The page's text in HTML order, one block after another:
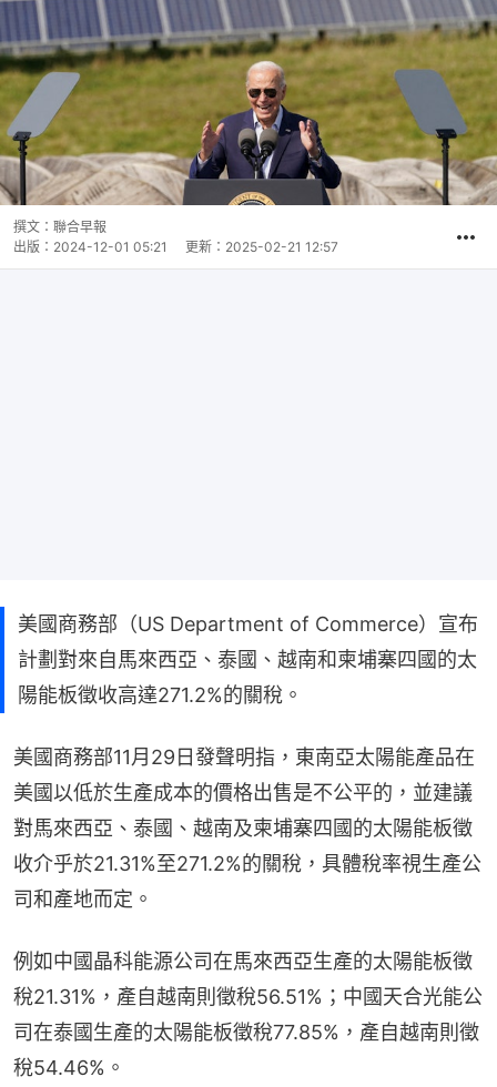
撰文： 聯合早報
出版： 2024-12-01 05:21 更新： 2025-02-21 12:57
美國商務部（US Department of Commerce）宣布
計劃對來自馬來西亞、泰國、越南和柬埔寨四國的太
陽能板徵收高達271.2%的關稅。
美國商務部11月29日發聲明指，東南亞太陽能產品在
美國以低於生產成本的價格出售是不公平的，並建議
對馬來西亞、泰國、越南及柬埔寨四國的太陽能板徵
收介乎於21.31%至271.2%的關稅，具體稅率視生產公
司和產地而定。
例如中國晶科能源公司在馬來西亞生產的太陽能板徵
稅21.31%，產自越南則徵稅56.51%；中國天合光能公
司在泰國生產的太陽能板徵稅77.85%，產自越南則徵
稅54.46%。